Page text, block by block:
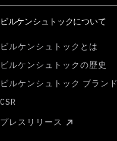
ビルケンシュトックについて
ビルケンシュトックとは
ビルケンシュトックの歴史
ビルケンシュトック ブランド
CSR
プレスリリース